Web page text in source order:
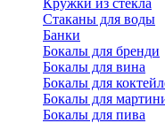
Стаканы для воды
Банки
Бокалы для бренди
Бокалы для вина
Бокалы для
Бокалы для
Бокалы для пива